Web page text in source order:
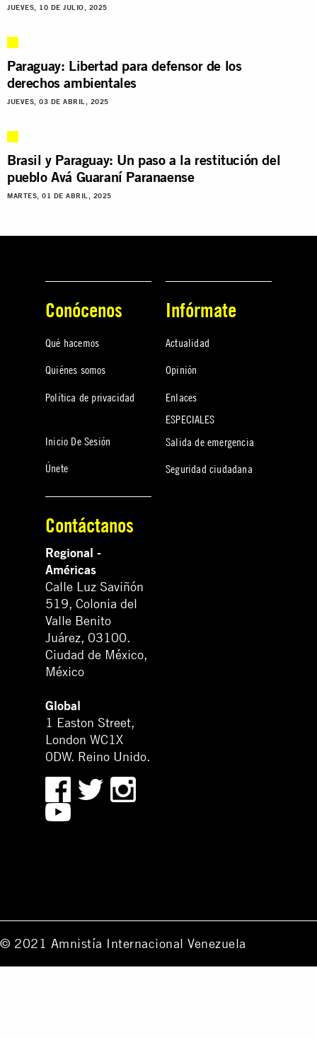
JUEVES, 10 DE JULIO, 2025
Paraguay: Libertad para defensor de los
derechos ambientales
JUEVES, 03 DE ABRIL, 2025
Brasil y Paraguay: Un paso a la restitución del
pueblo Avá Guaraní Paranaense
MARTES, 01 DE ABRIL, 2025
Conócenos
Qué hacemos
Quiénes somos
Política de privacidad
Inicio De Sesión
Únete
Infórmate
Actualidad
Opinión
Enlaces
ESPECIALES
Salida de emergencia
Seguridad ciudadana
Contáctanos
Regional -
Américas
Calle Luz Saviñón
519, Colonia del
Valle Benito
Juárez, 03100.
Ciudad de México,
México
Global
1 Easton Street,
London WC1X
0DW. Reino Unido.
© 2021 Amnistía Internacional Venezuela